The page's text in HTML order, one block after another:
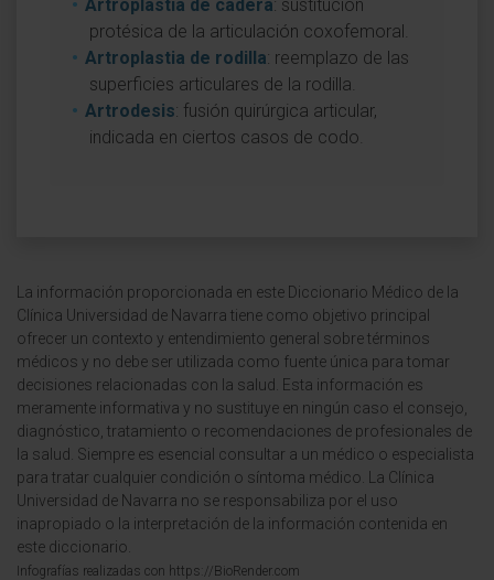
Artroplastia de cadera: sustitución
protésica de la articulación coxofemoral.
Artroplastia de rodilla: reemplazo de las
superficies articulares de la rodilla.
Artrodesis: fusión quirúrgica articular,
indicada en ciertos casos de codo.
La información proporcionada en este Diccionario Médico de la
Clínica Universidad de Navarra tiene como objetivo principal
ofrecer un contexto y entendimiento general sobre términos
médicos y no debe ser utilizada como fuente única para tomar
decisiones relacionadas con la salud. Esta información es
meramente informativa y no sustituye en ningún caso el consejo,
diagnóstico, tratamiento o recomendaciones de profesionales de
la salud. Siempre es esencial consultar a un médico o especialista
para tratar cualquier condición o síntoma médico. La Clínica
Universidad de Navarra no se responsabiliza por el uso
inapropiado o la interpretación de la información contenida en
este diccionario.
Infografías realizadas con https://BioRender.com